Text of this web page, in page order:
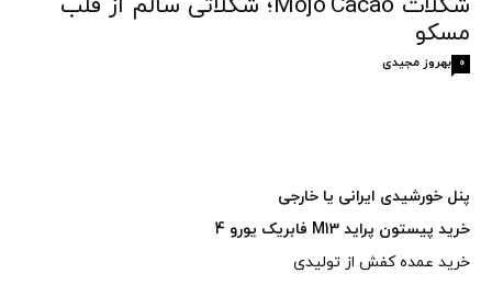
مسکو
بهروز مجیدی 0
پنل خورشیدی ایرانی یا خارجی
خرید پیستون پراید M13 فابریک یورو 4
خرید عمده کفش از تولیدی